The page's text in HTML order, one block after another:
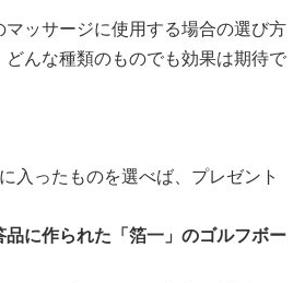
マッサージに使用する場合の選び方
んな種類のものでも効果は期待で
入ったものを選べば、プレゼント
に作られた「箔一」のゴルフボー